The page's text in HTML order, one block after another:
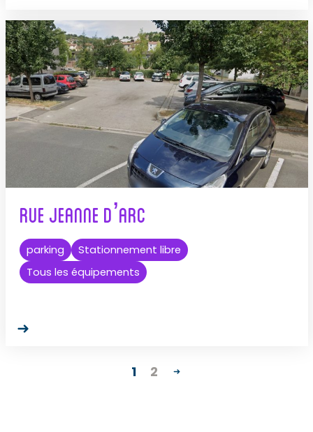
Rue Jeanne d’Arc
parking
Stationnement libre
Tous les équipements
1 2